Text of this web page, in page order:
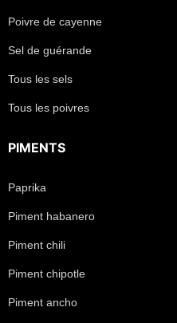
Poivre de cayenne
Sel de guérande
Tous les sels
Tous les poivres
PIMENTS
Paprika
Piment habanero
Piment chili
Piment chipotle
Piment ancho